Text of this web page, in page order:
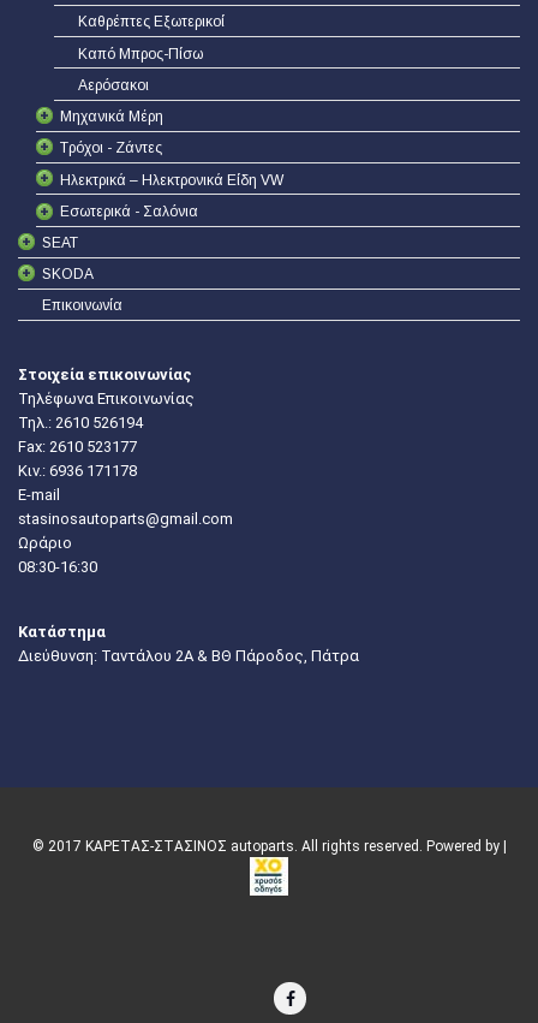
Καθρέπτες Εξωτερικοί
Καπό Μπρος-Πίσω
Αερόσακοι
Μηχανικά Μέρη
Τρόχοι - Ζάντες
Ηλεκτρικά – Ηλεκτρονικά Είδη VW
Εσωτερικά - Σαλόνια
SEAT
SKODA
Επικοινωνία
Στοιχεία επικοινωνίας
Τηλέφωνα Επικοινωνίας
Τηλ.: 2610 526194
Fax: 2610 523177
Κιν.: 6936 171178
E-mail
stasinosautoparts@gmail.com
Ωράριο
08:30-16:30
Κατάστημα
Διεύθυνση: Ταντάλου 2Α & ΒΘ Πάροδος, Πάτρα
© 2017 ΚΑΡΕΤΑΣ-ΣΤΑΣΙΝΟΣ autoparts. All rights reserved. Powered by |